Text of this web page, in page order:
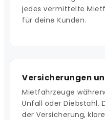
jedes vermittelte
für deine Kunden.
Versicherungen
Mietfahrzeuge
Unfall oder Diebstahl.
der Versicherung,